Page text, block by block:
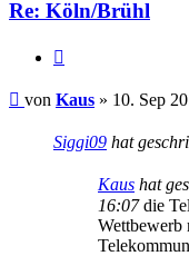
Re: Köln/Brühl
Beitrag
von Kaus » 10. Sep
Siggi09 hat
Kaus hat
16:07die
Wettbewerb